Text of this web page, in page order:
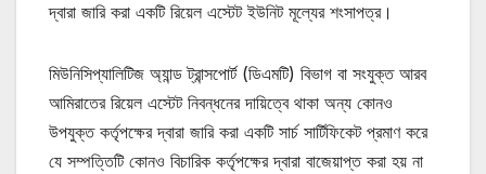
দ্বারা জারি করা একটি রিয়েল এস্টেট ইউনিট মূল্যের শংসাপত্র।
মিউনিসিপ্যালিটিজ অ্যান্ড ট্রান্সপোর্ট (ডিএমটি) বিভাগ বা সংযুক্ত আরব
আমিরাতের রিয়েল এস্টেট নিবন্ধনের দায়িত্বে থাকা অন্য কোনও
উপযুক্ত কর্তৃপক্ষের দ্বারা জারি করা একটি সার্চ সার্টিফিকেট প্রমাণ করে
যে সম্পত্তিটি কোনও বিচারিক কর্তৃপক্ষের দ্বারা বাজেয়াপ্ত করা হয় না